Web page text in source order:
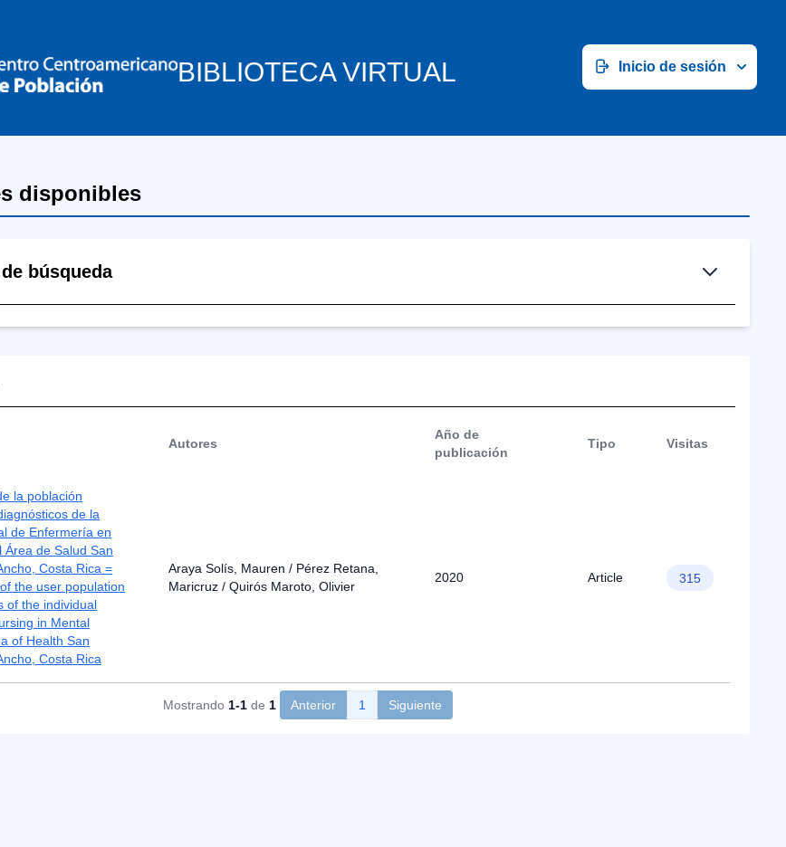
BIBLIOTECA VIRTUAL Inicio de sesión
disponibles
búsqueda
Autores
Año de
publicación
Tipo Visitas
la población
de la
de Enfermería en
Área de Salud San
Costa Rica =
the user population
of the individual
in Mental
of Health San
Costa Rica
Araya Solís, Mauren / Pérez Retana,
Maricruz / Quirós Maroto, Olivier
2020 Article 315
Mostrando 1-1 de 1 Anterior 1 Siguiente